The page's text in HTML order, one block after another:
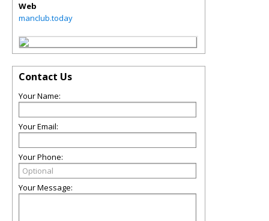
Web
manclub.today
Contact Us
Your Name:
Your Email:
Your Phone:
Your Message: